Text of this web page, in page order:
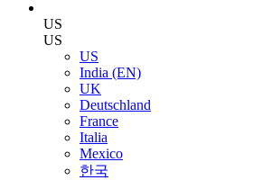
US
US
US
India (EN)
UK
Deutschland
France
Italia
Mexico
한국